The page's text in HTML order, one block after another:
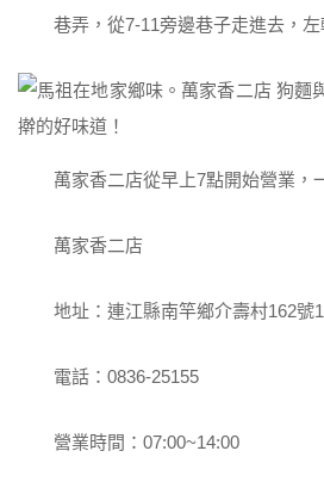
巷弄，從7-11旁邊巷子走進去，左
萬家香二店從早上7點開始營業，
萬家香二店
地址：連江縣南竿鄉介壽村162號
電話：0836-25155
營業時間：07:00~14:00